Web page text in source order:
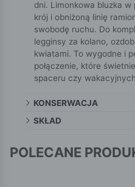
dni. Limonkowa bluzka
krój i obniżoną linię
swobodę ruchu. Do
legginsy za kolano,
kwiatami. To wygodne i
połączenie, które
spaceru czy
KONSERWACJA
SKŁAD
POLECANE